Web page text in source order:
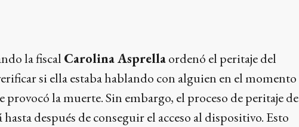
la fiscal Carolina Asprellaordenó el peritaje del
si ella estaba hablando con alguien en el momento
la muerte. Sin embargo, el proceso de peritaje de
después de conseguir el acceso al dispositivo. Esto